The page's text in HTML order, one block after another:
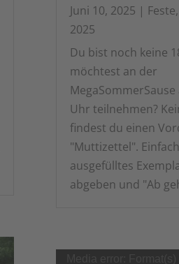
Juni 10, 2025 | Feste,
2025
Du bist noch keine
möchtest an der
Uhr teilnehmen?
findest du einen
"Muttizettel".
ausgefülltes
abgeben und "Ab